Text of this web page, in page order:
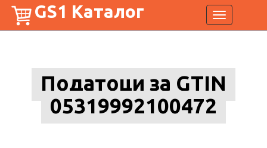
Toggle
navigation
GS1 Каталог
Податоци за GTIN
05319992100472